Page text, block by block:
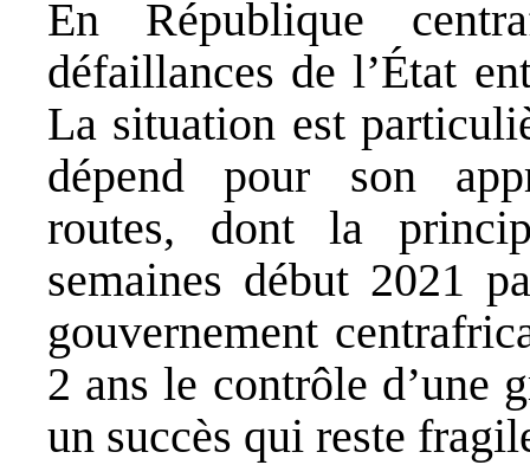
En République
défaillances de l’État
La situation est
dépend pour son
routes, dont la
semaines début 2021
gouvernement
2 ans le contrôle d’une
un succès qui reste